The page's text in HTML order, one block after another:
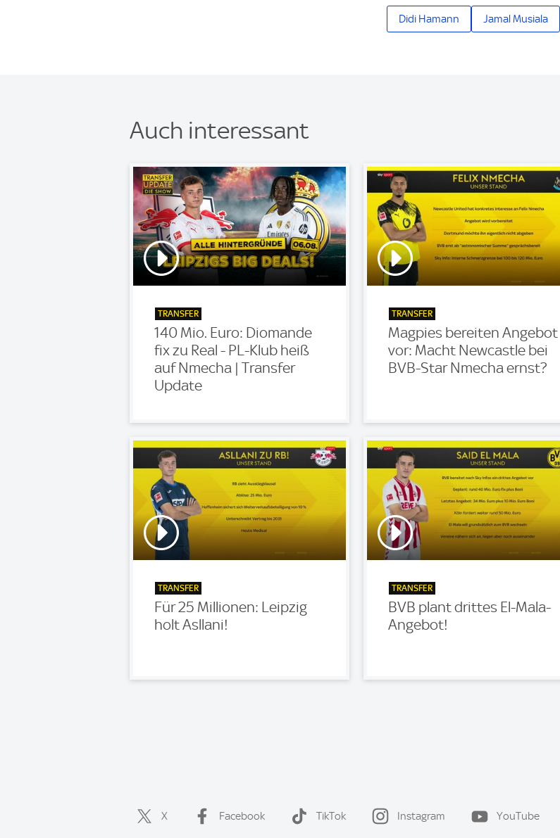
Didi Hamann Jamal Musiala
Auch interessant
TRANSFER
140 Mio. Euro: Diomande
fix zu Real - PL-Klub heiß
auf Nmecha | Transfer
Update
TRANSFER
Magpies bereiten Angebot
vor: Macht Newcastle bei
BVB-Star Nmecha ernst?
TRANSFER
Für 25 Millionen: Leipzig
holt Asllani!
TRANSFER
BVB plant drittes El-Mala-
Angebot!
X Facebook TikTok Instagram YouTube